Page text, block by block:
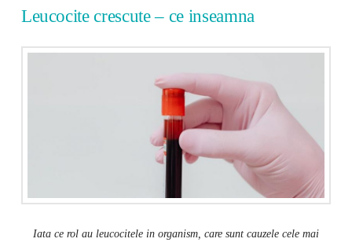
Leucocite crescute – ce inseamna
Iata ce rol au leucocitele in organism, care sunt cauzele cele mai